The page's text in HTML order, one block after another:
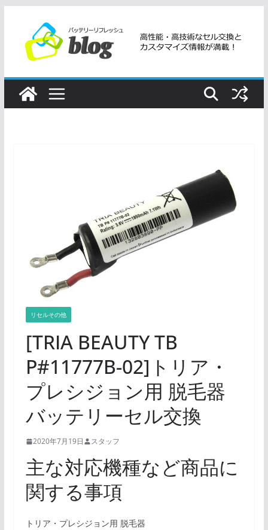
ツ
リセルその他
[TRIA BEAUTY TB
P#11777B-02]トリア・
プレシジョン用 脱毛器
バッテリーセル交換
2020年7月19日 スタッフ
主な対応機種など商品に
関する事項
トリア・プレシジョン用 脱毛器